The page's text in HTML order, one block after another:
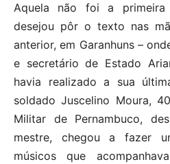
Aquela não foi a
desejou pôr o texto nas
anterior, em Garanhuns –
e secretário de Estado
havia realizado a sua
soldado Juscelino Moura,
Militar de Pernambuco,
mestre, chegou a fazer
músicos que